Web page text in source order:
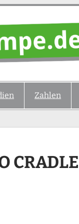
Zahlen